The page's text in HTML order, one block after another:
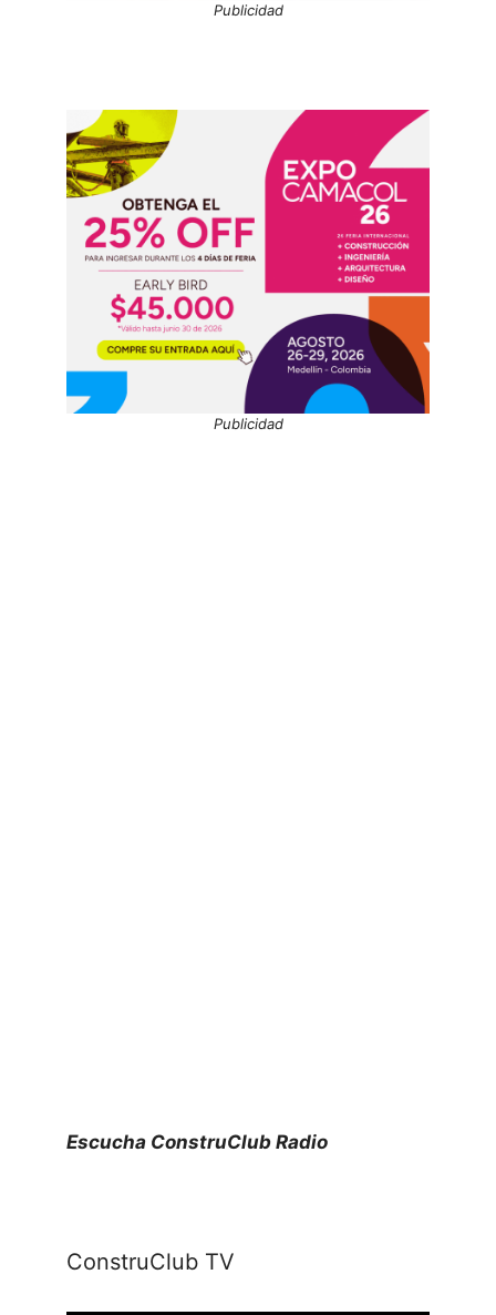
Publicidad
Publicidad
Escucha ConstruClub Radio
ConstruClub TV